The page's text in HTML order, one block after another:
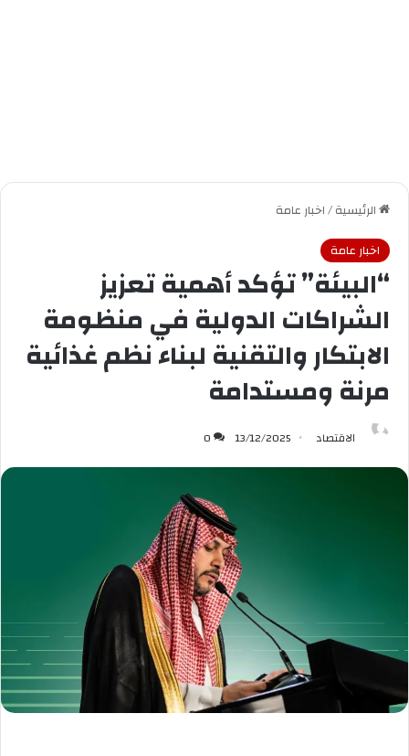
الرئيسية/اخبار عامة
اخبار عامة
“البيئة” تؤكد أهمية تعزيز
الشراكات الدولية في منظومة
الابتكار والتقنية لبناء نظم غذائية
مرنة ومستدامة
الاقتصاد 13/12/2025
0